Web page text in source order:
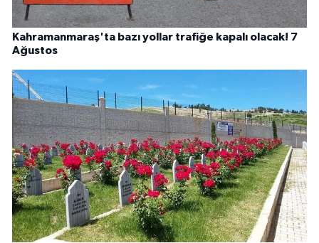
Kahramanmaraş'ta bazı yollar trafiğe kapalı olacak! 7
Ağustos